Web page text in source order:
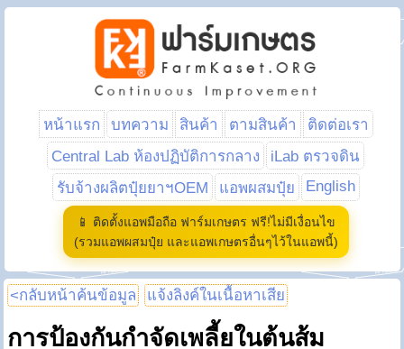
หน้าแรก บทความ สินค้า ตามสินค้า
ติดต่อเรา
Central Lab ห้องปฏิบัติการกลาง
iLab ตรวจดิน
รับจ้างผลิตปุ๋ยยาฯOEM
แอพผสมปุ๋ย English
📱 ติดตั้งแอพมือถือ ฟาร์มเกษตร ฟรี!ไม่มีเงื่อนไข
(รวมแอพผสมปุ๋ย และแอพเกษตรอื่นๆไว้ในแอพนี้)
<กลับหน้าค้นข้อมูล แจ้งลิงค์ในเนื้อหาเสีย
การป้องกันกำจัดเพลี้ยในต้นส้ม